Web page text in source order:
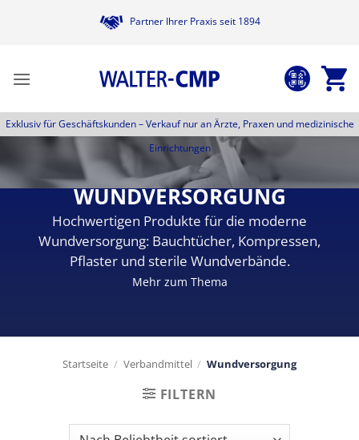
Partner Ihrer Praxis seit 1894
Exklusiv für Geschäftskunden –Verkauf nur an Ärzte, Praxen und medizinische
Einrichtungen
WUNDVERSORGUNG
Hochwertigen Produkte für die moderne
Wundversorgung: Bauchtücher, Kompressen,
Pflaster und sterile Wundverbände.
Mehr zum Thema
Startseite / Verbandmittel / Wundversorgung
FILTERN